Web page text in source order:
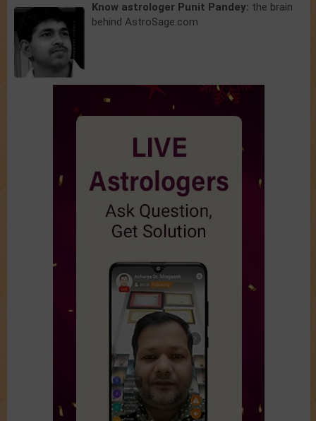
Know astrologer Punit Pandey: the brain
behind AstroSage.com